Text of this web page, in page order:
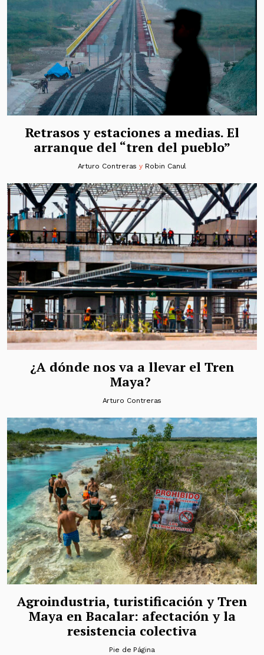
Retrasos y estaciones a medias. El
arranque del “tren del pueblo”
Arturo Contreras y Robin Canul
¿A dónde nos va a llevar el Tren
Maya?
Arturo Contreras
Agroindustria, turistificación y Tren
Maya en Bacalar: afectación y la
resistencia colectiva
Pie de Página